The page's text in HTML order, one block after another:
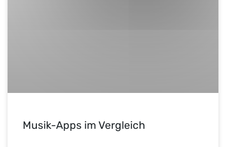
Musik-Apps im Vergleich